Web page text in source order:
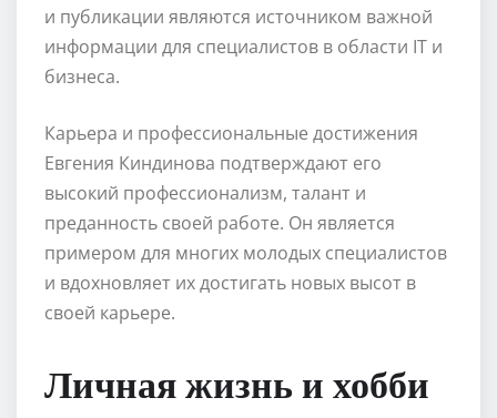
и публикации являются источником важной
информации для специалистов в области IT и
бизнеса.
Карьера и профессиональные достижения
Евгения Киндинова подтверждают его
высокий профессионализм, талант и
преданность своей работе. Он является
примером для многих молодых специалистов
и вдохновляет их достигать новых высот в
своей карьере.
Личная жизнь и хобби